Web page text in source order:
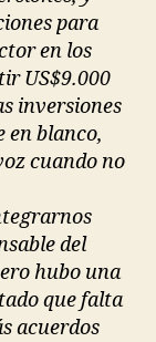
para
en los
US$9.000
inversiones
en blanco,
cuando no
del
hubo una
que falta
acuerdos